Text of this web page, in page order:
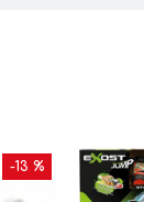
-13 %